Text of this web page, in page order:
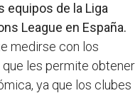
equipos de la Liga
League en España.
medirse con los
les permite obtener
ya que los clubes